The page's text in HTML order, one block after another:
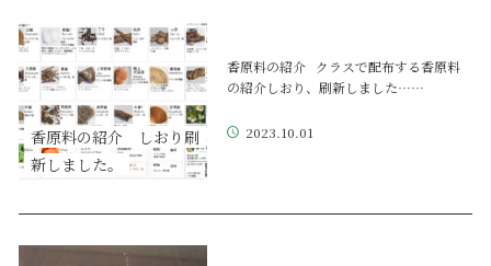
香原料の紹介 しおり刷
新しました。
香原料の紹介 クラスで配布する香原料
の紹介しおり、刷新しました……
2023.10.01